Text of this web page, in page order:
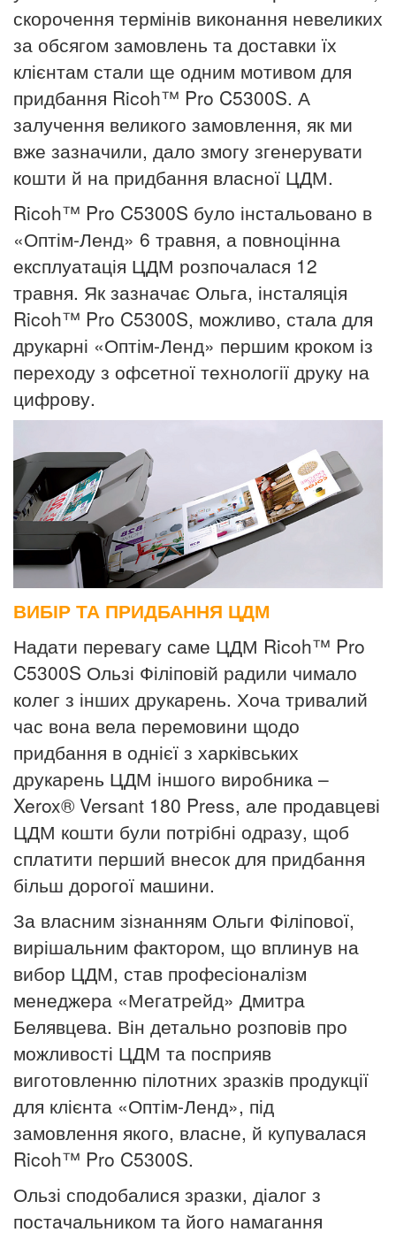
скорочення термінів виконання невеликих
за обсягом замовлень та доставки їх
клієнтам стали ще одним мотивом для
придбання Ricoh™ Pro C5300S. А
залучення великого замовлення, як ми
вже зазначили, дало змогу згенерувати
кошти й на придбання власної ЦДМ.
Ricoh™ Pro C5300S було інстальовано в
«Оптім-Ленд» 6 травня, а повноцінна
експлуатація ЦДМ розпочалася 12
травня. Як зазначає Ольга, інсталяція
Ricoh™ Pro C5300S, можливо, стала для
друкарні «Оптім-Ленд» першим кроком із
переходу з офсетної технології друку на
цифрову.
ВИБІР ТА ПРИДБАННЯ ЦДМ
Надати перевагу саме ЦДМ Ricoh™ Pro
C5300S Ользі Філіповій радили чимало
колег з інших друкарень. Хоча тривалий
час вона вела перемовини щодо
придбання в однієї з харківських
друкарень ЦДМ іншого виробника –
Xerox® Versant 180 Press, але продавцеві
ЦДМ кошти були потрібні одразу, щоб
сплатити перший внесок для придбання
більш дорогої машини.
За власним зізнанням Ольги Філіпової,
вирішальним фактором, що вплинув на
вибор ЦДМ, став професіоналізм
менеджера «Мегатрейд» Дмитра
Белявцева. Він детально розповів про
можливості ЦДМ та посприяв
виготовленню пілотних зразків продукції
для клієнта «Оптім-Ленд», під
замовлення якого, власне, й купувалася
Ricoh™ Pro C5300S.
Ользі сподобалися зразки, діалог з
постачальником та його намагання